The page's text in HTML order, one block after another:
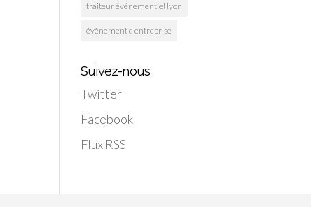
traiteur événementiel lyon
évènement d'entreprise
Suivez-nous
Twitter
Facebook
Flux RSS